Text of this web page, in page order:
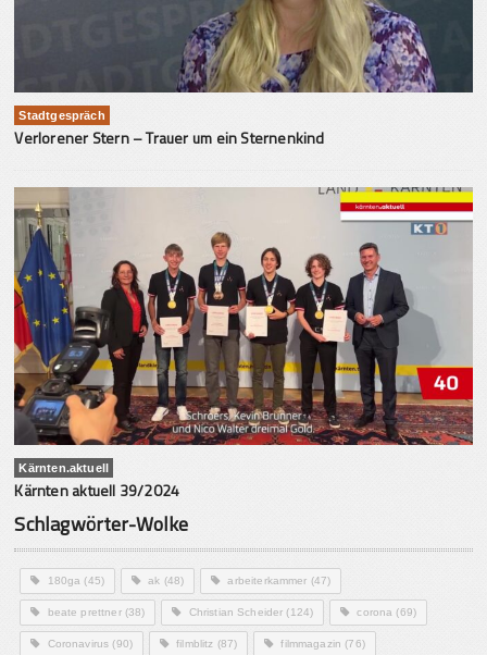
Stadtgespräch
Verlorener Stern – Trauer um ein Sternenkind
Kärnten.aktuell
Kärnten aktuell 39/2024
Schlagwörter-Wolke
180ga (45) ak (48) arbeiterkammer (47)
beate prettner(38) Christian Scheider (124) corona (69)
Coronavirus (90) filmblitz (87) filmmagazin (76)